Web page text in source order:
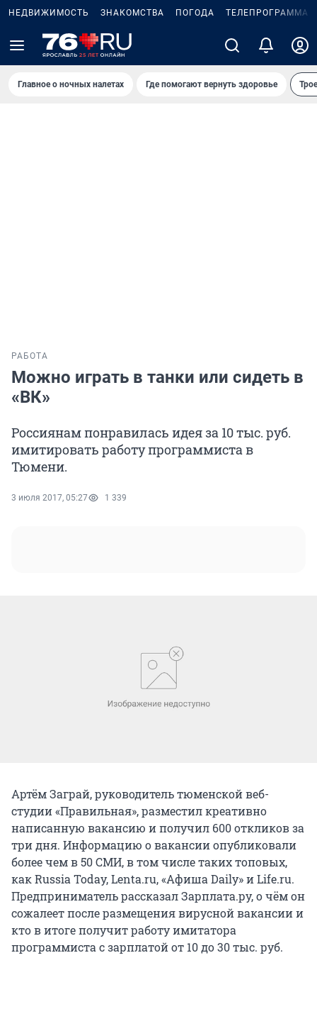
НЕДВИЖИМОСТЬ ЗНАКОМСТВА ПОГОДА ТЕЛЕПРОГРАММА
Главное о ночных налетах Где помогают вернуть здоровье
РАБОТА
Можно играть в танки или сидеть в
«ВК»
Россиянам понравилась идея за 10 тыс. руб.
имитировать работу программиста в
Тюмени.
3 июля 2017, 05:27 1 339
Артём Заграй, руководитель тюменской веб-
студии «Правильная», разместил креативно
написанную вакансию и получил 600 откликов за
три дня. Информацию о вакансии опубликовали
более чем в 50 СМИ, в том числе таких топовых,
как Russia Today, Lenta.ru, «Афиша Daily» и Life.ru.
Предприниматель рассказал Зарплата.ру, о чём он
сожалеет после размещения вирусной вакансии и
кто в итоге получит работу имитатора
программиста с зарплатой от 10 до 30 тыс. руб.